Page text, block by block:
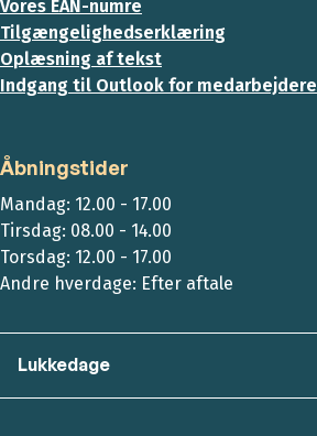
Vores EAN-numre
Tilgængelighedserklæring
Oplæsning af tekst
Indgang til Outlook for medarbejdere
Åbningstider
Mandag: 12.00 - 17.00
Tirsdag: 08.00 - 14.00
Torsdag: 12.00 - 17.00
Andre hverdage: Efter aftale
Lukkedage